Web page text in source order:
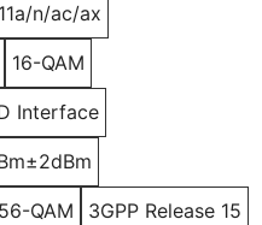
n/ac/ax
16-QAM
Interface
QAM 3GPP Release 15